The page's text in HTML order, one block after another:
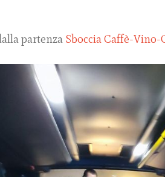
partenza Sboccia Caffè-Vino-